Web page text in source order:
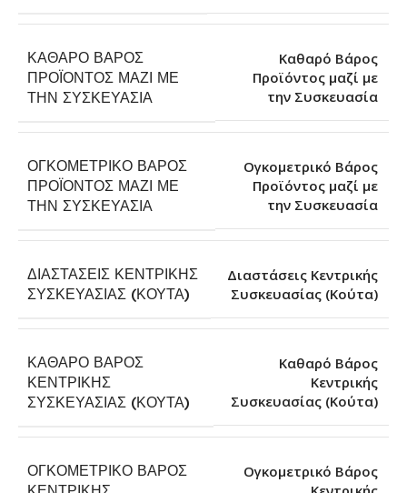
ΚΑΘΑΡΌ ΒΆΡΟΣ
ΠΡΟΪΌΝΤΟΣ ΜΑΖΊ ΜΕ
ΤΗΝ ΣΥΣΚΕΥΑΣΊΑ
Καθαρό Βάρος
Προϊόντος μαζί με
την Συσκευασία
ΟΓΚΟΜΕΤΡΙΚΌ ΒΆΡΟΣ
ΠΡΟΪΌΝΤΟΣ ΜΑΖΊ ΜΕ
ΤΗΝ ΣΥΣΚΕΥΑΣΊΑ
Ογκομετρικό Βάρος
Προϊόντος μαζί με
την Συσκευασία
ΔΙΑΣΤΆΣΕΙΣ ΚΕΝΤΡΙΚΉΣ
ΣΥΣΚΕΥΑΣΊΑΣ (ΚΟΎΤΑ)
Διαστάσεις Κεντρικής
Συσκευασίας (Κούτα)
ΚΑΘΑΡΌ ΒΆΡΟΣ
ΚΕΝΤΡΙΚΉΣ
ΣΥΣΚΕΥΑΣΊΑΣ (ΚΟΎΤΑ)
Καθαρό Βάρος
Κεντρικής
Συσκευασίας (Κούτα)
ΟΓΚΟΜΕΤΡΙΚΌ ΒΆΡΟΣ
Ογκομετρικό Βάρος